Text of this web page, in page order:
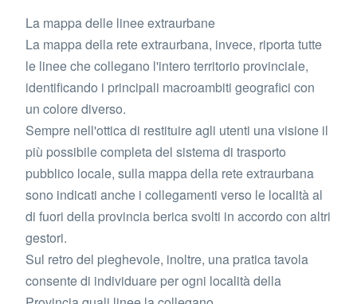
La mappa delle linee extraurbane
La mappa della rete extraurbana, invece, riporta tutte
le linee che collegano l'intero territorio provinciale,
identificando i principali macroambiti geografici con
un colore diverso.
Sempre nell'ottica di restituire agli utenti una visione il
più possibile completa del sistema di trasporto
pubblico locale, sulla mappa della rete extraurbana
sono indicati anche i collegamenti verso le località al
di fuori della provincia berica svolti in accordo con altri
gestori.
Sul retro del pieghevole, inoltre, una pratica tavola
consente di individuare per ogni località della